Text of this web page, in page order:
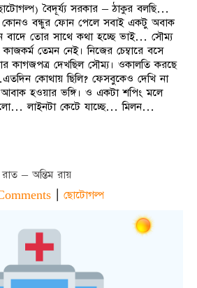
বৈদূর্য্য সরকার – ঠাকুর বলছি…
কোনও বন্ধুর ফোন পেলে সবাই একটু অবাক
বাদে তোর সাথে কথা হচ্ছে ভাই… সৌম্য
তেমন নেই। নিজের চেম্বারে বসে
কাগজপত্র দেখছিল সৌম্য। ওকালতি করছে
কোথায় ছিলি? ফেসবুকেও দেখি না
হওয়ার ভঙ্গি। ও একটা শপিং মলে
লাইনটা কেটে যাচ্ছে… মিলন…
– অন্তিম রায়
| ছোটোগল্প